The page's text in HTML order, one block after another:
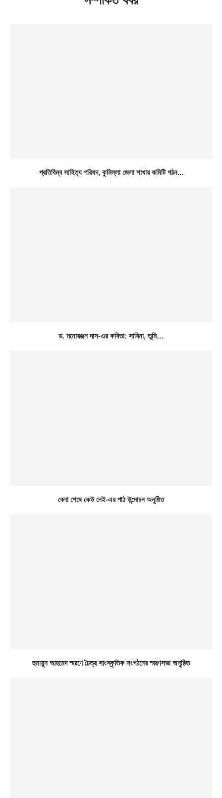
প্রতিবিম্ব সাহিত্য পরিষদ, কুমিল্লা জেলা শাখার কমিটি গঠন...
ড. মনোরঞ্জন দাস-এর কবিতা: সাবিনা, তুমি…
বেলা শেষে কেউ নেই-এর পাঠ উন্মোচন অনুষ্ঠিত
হুমায়ূন আহমেদ স্মরণে চৈত্র সাংস্কৃতিক সংগঠনের স্মরণসভা অনুষ্ঠিত